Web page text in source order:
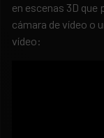
en escenas 3D que
cámara de vídeo o
vídeo: